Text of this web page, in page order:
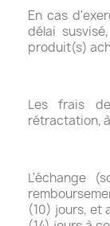
En cas
délai
produit(s)
Les frais
rétractation,
L'échange
(10) jours, et